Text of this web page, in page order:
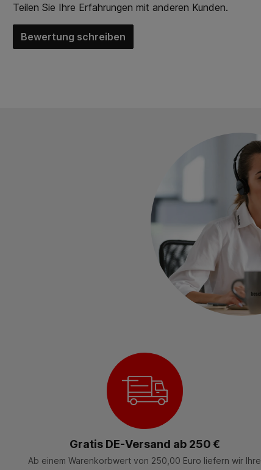
Teilen Sie Ihre Erfahrungen mit anderen Kunden.
Bewertung schreiben
Gratis DE-Versand ab 250 €
Ab einem Warenkorbwert von 250,00 Euro liefern wir Ihre